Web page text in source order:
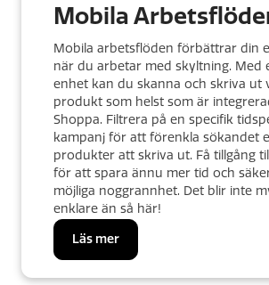
Mobila
Mobila arbetsflöden förbättrar din
när du arbetar med skyltning. Med
enhet kan du skanna och skriva ut
produkt som helst som är
Shoppa. Filtrera på en specifik
kampanj för att förenkla sökandet
produkter att skriva ut. Få tillgång
för att spara ännu mer tid och
möjliga noggrannhet. Det blir inte
enklare än så här!
Läs mer